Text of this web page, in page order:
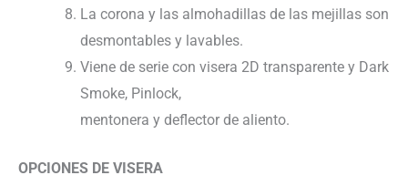
La corona y las almohadillas de las mejillas son
desmontables y lavables.
Viene de serie con visera 2D transparente y Dark
Smoke, Pinlock,
mentonera y deflector de aliento.
OPCIONES DE VISERA